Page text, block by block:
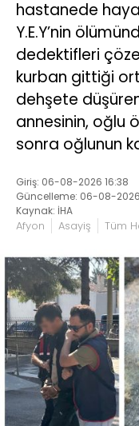
hastanede
Y.E.Y’nin
dedektifleri
kurban gittiği
dehşete
annesinin, oğlu
sonra oğlunun
Giriş: 06-08-2026 16:38
Güncelleme: 06-08-2026
Kaynak: İHA
Afyon Asayiş Tüm